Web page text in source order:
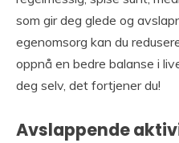
som gir deg glede og
egenomsorg kan du
oppnå en bedre balanse i
deg selv, det fortjener du!
Avslappende